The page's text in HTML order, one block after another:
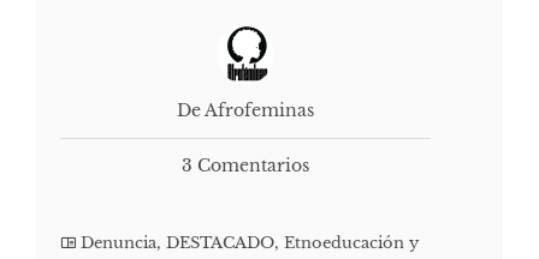
De Afrofeminas
3 Comentarios
Denuncia, DESTACADO, Etnoeducación y